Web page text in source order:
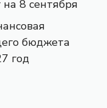
8 сентября
бюджета
год